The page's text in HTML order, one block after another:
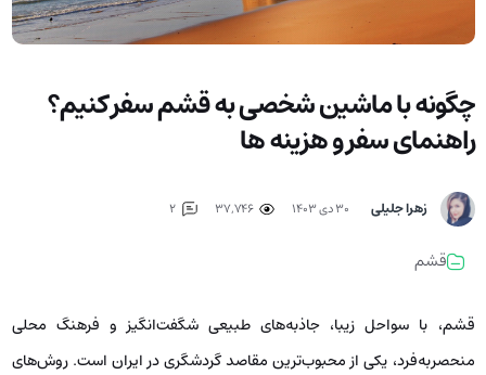
چگونه با ماشین شخصی به قشم سفر کنیم؟
راهنمای سفر و هزینه ها
زهرا جلیلی ۳۰ دی ۱۴۰۳ 37,746
2
قشم
قشم، با سواحل زیبا، جاذبه‌های طبیعی شگفت‌انگیز و فرهنگ محلی
منحصربه‌فرد، یکی از محبوب‌ترین مقاصد گردشگری در ایران است. روش‌های